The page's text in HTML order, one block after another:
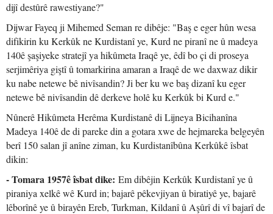
dijî destûrê rawestiyane?"
Dijwar Fayeq ji Mihemed Seman re dibêje: "Baş e eger hûn wesa
difikirin ku Kerkûk ne Kurdistanî ye, Kurd ne piranî ne û madeya
140ê şaşiyeke stratejî ya hikûmeta Iraqê ye, êdî bo çi di proseya
serjimêriya giştî û tomarkirina amaran a Iraqê de we daxwaz dikir
ku nabe netewe bê nivîsandin? Ji ber ku we baş dizanî ku eger
netewe bê nivîsandin dê derkeve holê ku Kerkûk bi Kurd e."
Nûnerê Hikûmeta Herêma Kurdistanê di Lijneya Bicihanîna
Madeya 140ê de di pareke din a gotara xwe de hejmareka belgeyên
berî 150 salan jî anîne ziman, ku Kurdistanîbûna Kerkûkê îsbat
dikin:
- Tomara 1957ê îsbat dike: Em dibêjin Kerkûk Kurdistanî ye û
piraniya xelkê wê Kurd in; bajarê pêkevjiyan û biratiyê ye, bajarê
lêborînê ye û birayên Ereb, Turkman, Kildanî û Aşûrî di vî bajarî de